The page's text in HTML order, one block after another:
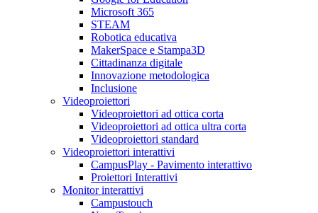
Microsoft 365
STEAM
Robotica educativa
MakerSpace e Stampa3D
Cittadinanza digitale
Innovazione metodologica
Inclusione
Videoproiettori
Videoproiettori ad ottica corta
Videoproiettori ad ottica ultra corta
Videoproiettori standard
Videoproiettori interattivi
CampusPlay - Pavimento interattivo
Proiettori Interattivi
Monitor interattivi
Campustouch